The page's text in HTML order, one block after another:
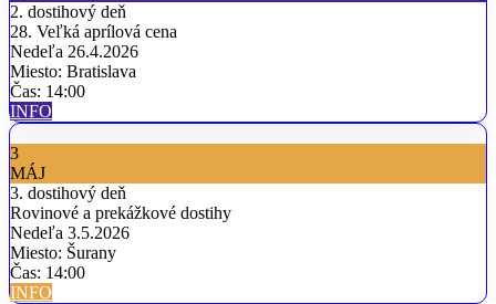
2. dostihový deň
28. Veľká aprílová cena
Nedeľa 26.4.2026
Miesto: Bratislava
Čas: 14:00
INFO
3
MÁJ
3. dostihový deň
Rovinové a prekážkové dostihy
Nedeľa 3.5.2026
Miesto: Šurany
Čas: 14:00
INFO